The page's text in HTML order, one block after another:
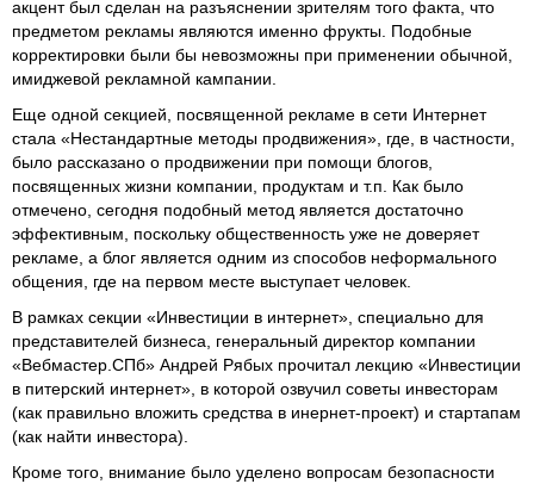
акцент был сделан на разъяснении зрителям того факта, что
предметом рекламы являются именно фрукты. Подобные
корректировки были бы невозможны при применении обычной,
имиджевой рекламной кампании.
Еще одной секцией, посвященной рекламе в сети Интернет
стала «Нестандартные методы продвижения», где, в частности,
было рассказано о продвижении при помощи блогов,
посвященных жизни компании, продуктам и т.п. Как было
отмечено, сегодня подобный метод является достаточно
эффективным, поскольку общественность уже не доверяет
рекламе, а блог является одним из способов неформального
общения, где на первом месте выступает человек.
В рамках секции «Инвестиции в интернет», специально для
представителей бизнеса, генеральный директор компании
«Вебмастер.СПб» Андрей Рябых прочитал лекцию «Инвестиции
в питерский интернет», в которой озвучил советы инвесторам
(как правильно вложить средства в инернет-проект) и стартапам
(как найти инвестора).
Кроме того, внимание было уделено вопросам безопасности